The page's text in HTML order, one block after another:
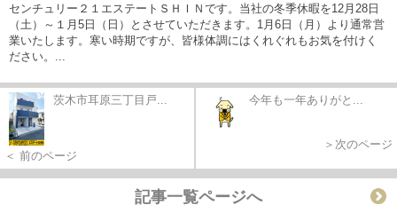
センチュリー２１エステートＳＨＩＮです。当社の冬季休暇を12月28日
（土）～１月5日（日）とさせていただきます。1月6日（月）より通常営
業いたします。寒い時期ですが、皆様体調にはくれぐれもお気を付けく
ださい。...
茨木市耳原三丁目戸...
＜ 前のページ
今年も一年ありがと...
＞次のページ
記事一覧ページへ